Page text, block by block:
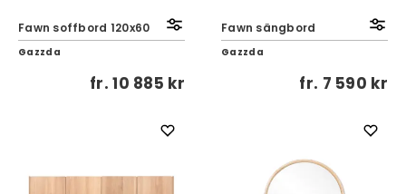
Fawn soffbord 120x60
Gazzda
fr.10 885 kr
Fawn sängbord
Gazzda
fr. 7 590 kr